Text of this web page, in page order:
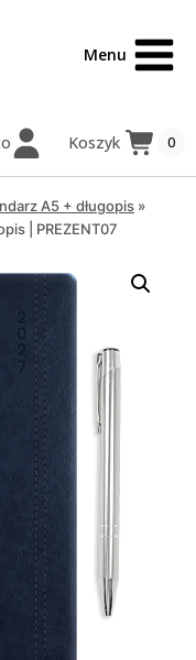
Menu
Koszyk 0
A5 + długopis »
| PREZENT07